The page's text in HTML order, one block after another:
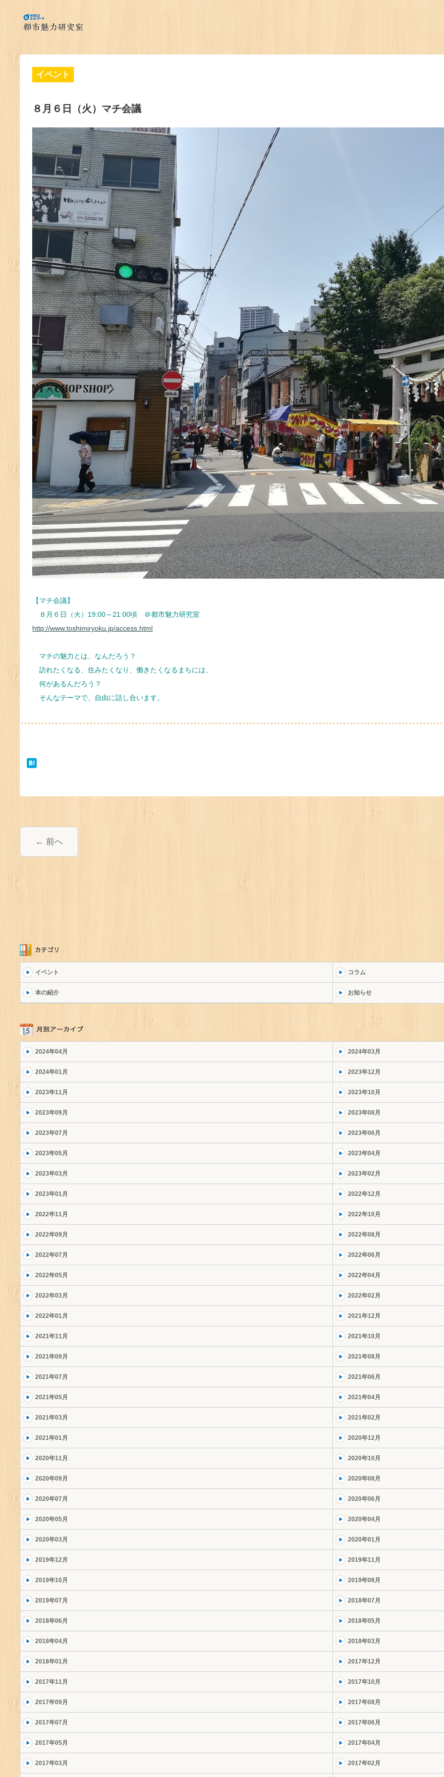
イベント
８月６日（火）マチ会議
【マチ会議】
８月６日（火）19:00～21:00頃 ＠都市魅力研究室
http://www.toshimiryoku.jp/access.html
マチの魅力とは、なんだろう？
訪れたくなる、住みたくなり、働きたくなるまちには、
何があるんだろう？
そんなテーマで、自由に話し合います。
前へ
イベント コラム
本の紹介 お知らせ
2024年04月 2024年03月
2024年01月 2023年12月
2023年11月 2023年10月
2023年09月 2023年08月
2023年07月 2023年06月
2023年05月 2023年04月
2023年03月 2023年02月
2023年01月 2022年12月
2022年11月 2022年10月
2022年09月 2022年08月
2022年07月 2022年06月
2022年05月 2022年04月
2022年03月 2022年02月
2022年01月 2021年12月
2021年11月 2021年10月
2021年09月 2021年08月
2021年07月 2021年06月
2021年05月 2021年04月
2021年03月 2021年02月
2021年01月 2020年12月
2020年11月 2020年10月
2020年09月 2020年08月
2020年07月 2020年06月
2020年05月 2020年04月
2020年03月 2020年01月
2019年12月 2019年11月
2019年10月 2019年08月
2019年07月 2018年07月
2018年06月 2018年05月
2018年04月 2018年03月
2018年01月 2017年12月
2017年11月 2017年10月
2017年09月 2017年08月
2017年07月 2017年06月
2017年05月 2017年04月
2017年03月 2017年02月